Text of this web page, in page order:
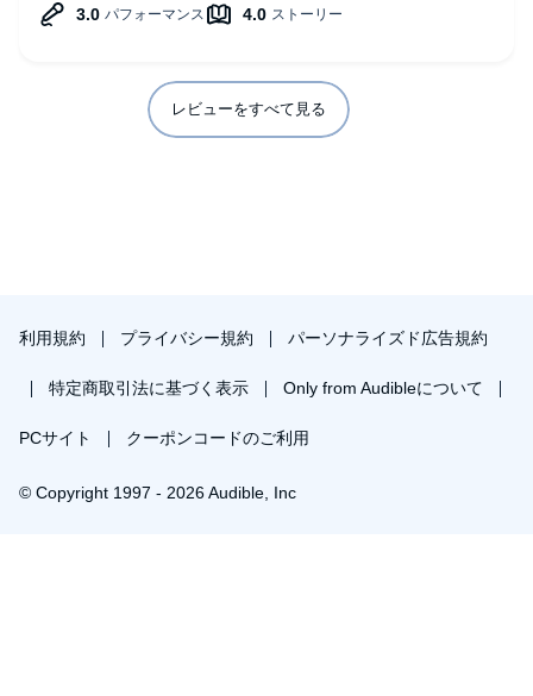
レビューをすべて見る
利用規約 プライバシー規約 パーソナライズド広告規約
特定商取引法に基づく表示 Only from Audibleについて
PCサイト クーポンコードのご利用
© Copyright 1997 - 2026 Audible, Inc